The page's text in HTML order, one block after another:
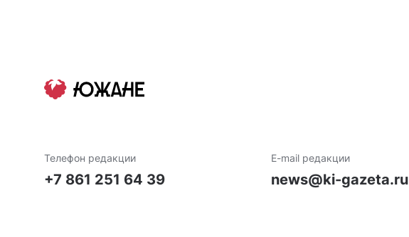
Телефон редакции
+7 861 251 64 39
E-mail редакции
news@ki-gazeta.ru